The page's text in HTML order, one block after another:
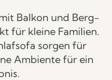
Balkon und Berg-
für kleine Familien.
sorgen für
Ambiente für ein